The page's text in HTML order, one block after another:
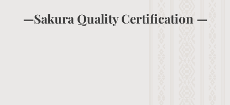
—Sakura Quality Certification —